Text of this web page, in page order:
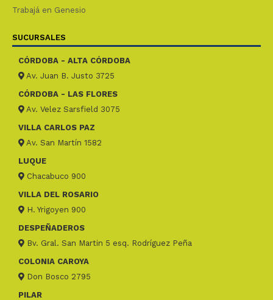
Trabajá en Genesio
SUCURSALES
CÓRDOBA - ALTA CÓRDOBA
Av. Juan B. Justo 3725
CÓRDOBA - LAS FLORES
Av. Velez Sarsfield 3075
VILLA CARLOS PAZ
Av. San Martín 1582
LUQUE
Chacabuco 900
VILLA DEL ROSARIO
H. Yrigoyen 900
DESPEÑADEROS
Bv. Gral. San Martin 5 esq. Rodríguez Peña
COLONIA CAROYA
Don Bosco 2795
PILAR